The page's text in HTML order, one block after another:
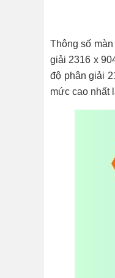
Thông số
giải 2316 x
độ phân giải
mức cao nhất